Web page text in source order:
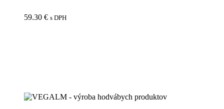
59.30 € s DPH